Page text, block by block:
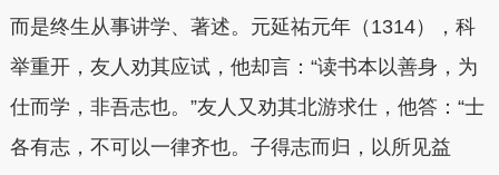
而是终生从事讲学、著述。元延祐元年（1314），科
举重开，友人劝其应试，他却言：“读书本以善身，为
仕而学，非吾志也。”友人又劝其北游求仕，他答：“士
各有志，不可以一律齐也。子得志而归，以所见益